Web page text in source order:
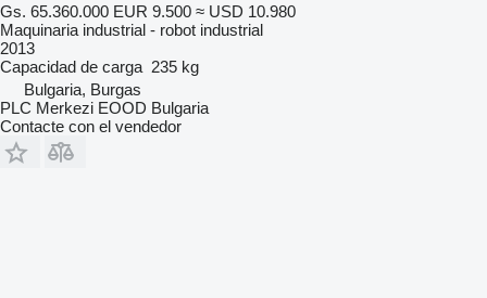
Gs. 65.360.000 EUR 9.500 ≈ USD 10.980
Maquinaria industrial - robot industrial
2013
Capacidad de carga 235 kg
Bulgaria, Burgas
PLC Merkezi EOOD Bulgaria
Contacte con el vendedor